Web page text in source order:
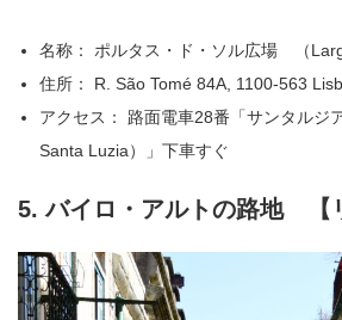
名称： ポルタス・ド・ソル広場 （
住所： R. São Tomé 84A, 1100-563
アクセス： 路面電車28番「サンタルジ
Santa Luzia）」下車すぐ
5. バイロ・アルトの路地 【